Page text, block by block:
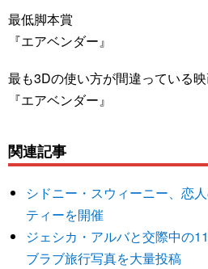
最低脚本賞
『エアベンダー』
最も3Dの使い方が間違っている
『エアベンダー』
関連記事
シドニー・スウィーニー、恋
ティーを開催
ジェシカ・アルバと交際中の
ブラブ旅行写真を大量投稿